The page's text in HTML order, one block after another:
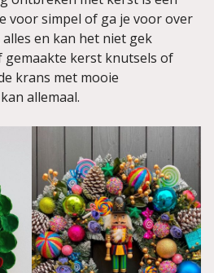
voor simpel of ga je voor over
en kan het niet gek
gemaakte kerst knutsels of
krans met mooie
allemaal.